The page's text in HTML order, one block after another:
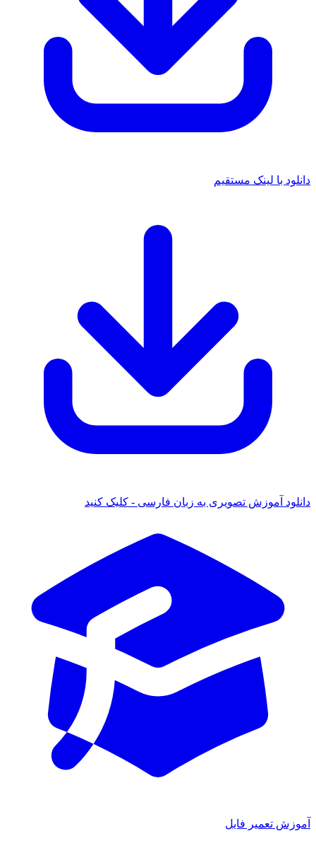
دانلود با لینک مستقیم
دانلود آموزش تصویری به زبان فارسی - کلیک کنید
آموزش تعمیر فایل